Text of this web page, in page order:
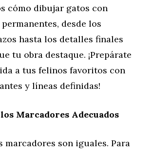
cómo dibujar gatos con
desde los
hasta los detalles finales
tu obra destaque. ¡Prepárate
a tus felinos favoritos con
y líneas definidas!
Marcadores Adecuados
marcadores son iguales. Para